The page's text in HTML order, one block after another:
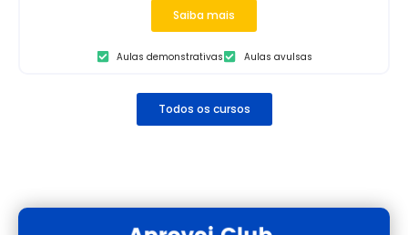
Saiba mais
Aulas demonstrativas Aulas avulsas
Todos os cursos